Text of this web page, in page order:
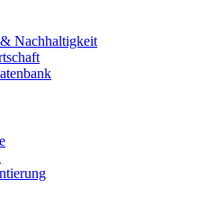
Nachhaltigkeit